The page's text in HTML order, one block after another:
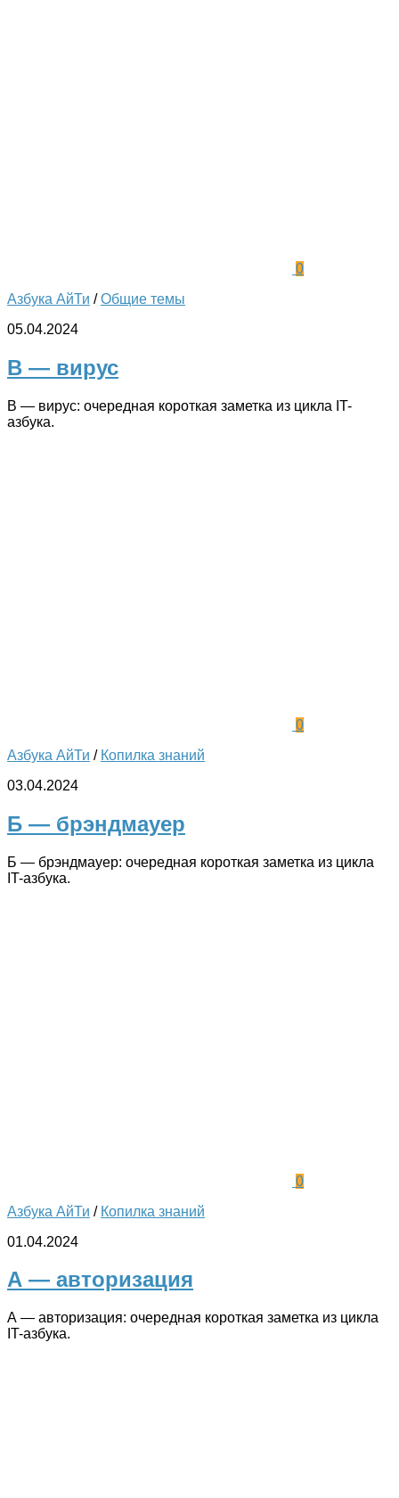
0
Азбука АйТи /Общие темы
05.04.2024
В — вирус
В — вирус: очередная короткая заметка из цикла IT-
азбука.
0
Азбука АйТи / Копилка знаний
03.04.2024
Б — брэндмауер
Б — брэндмауер: очередная короткая заметка из цикла
IT-азбука.
0
Азбука АйТи / Копилка знаний
01.04.2024
А — авторизация
А — авторизация: очередная короткая заметка из цикла
IT-азбука.